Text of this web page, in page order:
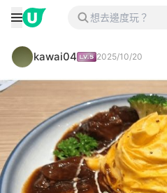
kawai04 2025/10/20